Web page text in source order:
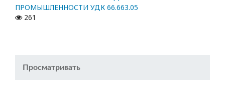
ПРОМЫШЛЕННОСТИ УДК 66.663.05
261
Просматривать